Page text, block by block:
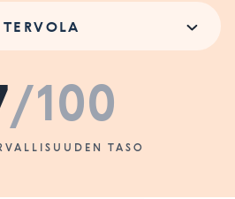
TERVOLA
/100
TASO